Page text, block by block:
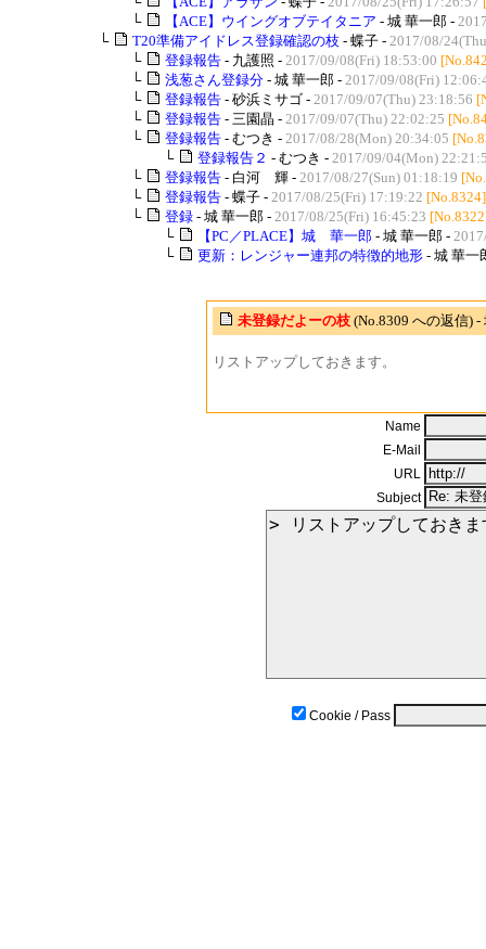
└
【ACE】ウイングオブテイタニア - 城 華一郎 -
└
T20準備アイドレス登録確認の枝 - 蝶子 - 2017/08/
└
登録報告 - 九護照 - 2017/09/08(Fri) 18:53:00
└
浅葱さん登録分 - 城 華一郎 - 2017/09/08(Fri)
└
登録報告 - 砂浜ミサゴ - 2017/09/07(Thu) 23:18:56
└
登録報告 - 三園晶 - 2017/09/07(Thu) 22:02:25
└
登録報告 - むつき - 2017/08/28(Mon) 20:34:05
└
登録報告２ - むつき - 2017/09/04(Mon)
└
登録報告 - 白河 輝 - 2017/08/27(Sun) 01:18:19
└
登録報告 - 蝶子 - 2017/08/25(Fri) 17:19:22 [No.8324]
└
登録 - 城 華一郎 - 2017/08/25(Fri) 16:45:23
└
【PC／PLACE】城 華一郎 - 城 華一郎 -
└
更新：レンジャー連邦の特徴的地形 - 城 華一
未登録だよーの枝 (No.8309 への返信) -
リストアップしておきます。
Name
E-Mail
URL
Subject
Cookie / Pass